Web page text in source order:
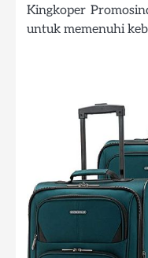
Kingkoper
untuk memenuhi